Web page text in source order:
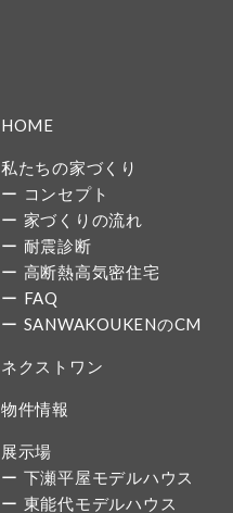
HOME
私たちの家づくり
コンセプト
家づくりの流れ
耐震診断
高断熱高気密住宅
FAQ
SANWAKOUKENのCM
ネクストワン
物件情報
展示場
下瀬平屋モデルハウス
東能代モデルハウス